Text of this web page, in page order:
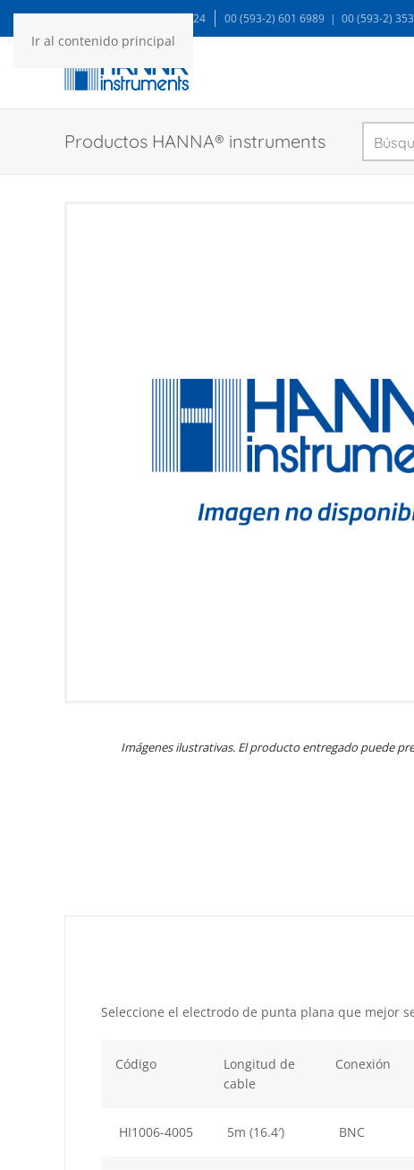
Ir al contenido principal
WA: 99935 1624 00 (593-2) 601 6989 | 00 (593-2)
Productos HANNA® instruments
Imágenes ilustrativas. El producto entregado puede
Seleccione el electrodo de punta plana que mejor
Código
Longitud de
cable
Conexión
HI1006-4005 5m (16.4′) BNC